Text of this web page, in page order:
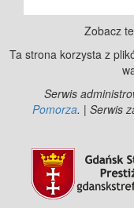
Zobacz
Ta strona korzysta z
Serwis
Pomorza. | Serwis